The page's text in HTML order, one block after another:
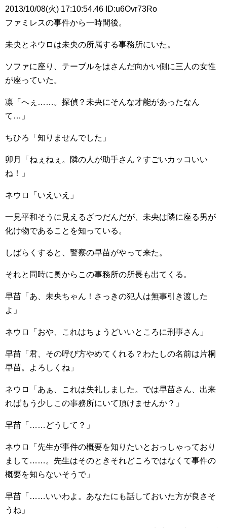
2013/10/08(火) 17:10:54.46 ID:u6Ovr73Ro
ファミレスの事件から一時間後。
未央とネウロは未央の所属する事務所にいた。
ソファに座り、テーブルをはさんだ向かい側に三人の女性
が座っていた。
凛「へぇ……。探偵？未央にそんな才能があったなん
て…」
ちひろ「知りませんでした」
卯月「ねぇねぇ。隣の人が助手さん？すごいカッコいい
ね！」
ネウロ「いえいえ」
一見平和そうに見えるざつだんだが、未央は隣に座る男が
化け物であることを知っている。
しばらくすると、警察の早苗がやって来た。
それと同時に奥からこの事務所の所長も出てくる。
早苗「あ、未央ちゃん！さっきの犯人は無事引き渡した
よ」
ネウロ「おや、これはちょうどいいところに刑事さん」
早苗「君、その呼び方やめてくれる？わたしの名前は片桐
早苗。よろしくね」
ネウロ「あぁ、これは失礼しました。では早苗さん、出来
ればもう少しこの事務所にいて頂けませんか？」
早苗「……どうして？」
ネウロ「先生が事件の概要を知りたいとおっしゃっており
まして……。先生はそのときそれどころではなくて事件の
概要を知らないそうで」
早苗「……いいわよ。あなたにも話しておいた方が良さそ
うね」